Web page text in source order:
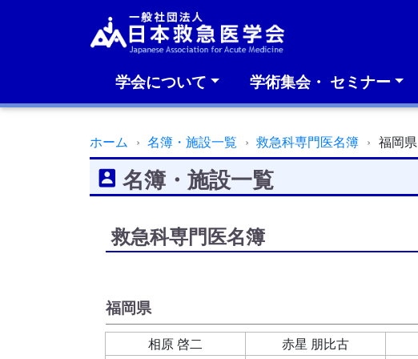
学会について 学術集会・ セミナー
ホーム 名簿・施設一覧 救急科専門医名簿 福岡県
名簿・施設一覧
救急科専門医名簿
福岡県
相原 啓二 赤星 朋比古